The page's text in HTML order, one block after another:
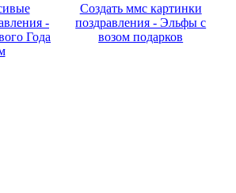
-
Года
Создать ммс картинки
поздравления - Эльфы с
возом подарков